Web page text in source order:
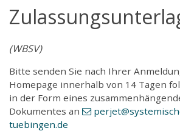
(WBSV)
Bitte senden Sie nach Ihrer
Homepage innerhalb von 14 Tagen
in der Form eines
Dokumentes an
perjet
tuebingen.de